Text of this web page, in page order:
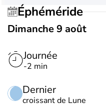
Éphéméride
Dimanche 9 août
Journée
-2 min
Dernier
croissant de Lune